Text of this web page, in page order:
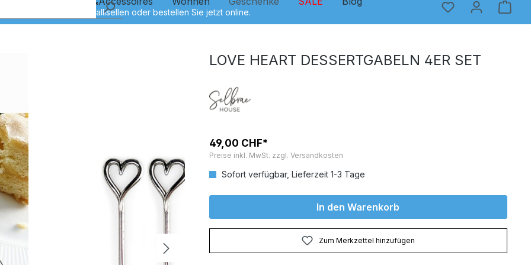
LOVE HEART DESSERTGABELN 4ER SET
49,00 CHF*
Preise inkl. MwSt. zzgl. Versandkosten
Sofort verfügbar, Lieferzeit 1-3 Tage
In den Warenkorb
Zum Merkzettel hinzufügen